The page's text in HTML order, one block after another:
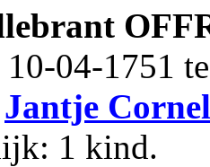
04-1751
Jantje
1 kind.